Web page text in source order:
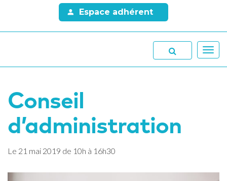
Espace adhérent
Conseil
d’administration
Le 21 mai 2019 de 10h à 16h30